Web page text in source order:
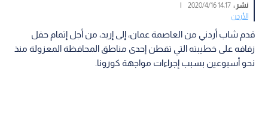
نشر :14:17 2020/4/16
|
الأردن
قدم شاب أردني من العاصمة عمان، إلى إربد، من أجل إتمام حفل
زفافه على خطيبته التي تقطن إحدى مناطق المحافظة المعزولة منذ
نحو أسبوعين بسبب إجراءات مواجهة كورونا.